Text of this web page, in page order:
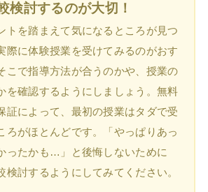
検討するのが大切！
トを踏まえて気になるところが見つ
際に体験授業を受けてみるのがおす
こで指導方法が合うのかや、授業の
を確認するようにしましょう。無料
証によって、最初の授業はタダで受
ろがほとんどです。「やっぱりあっ
ったかも…」と後悔しないために
検討するようにしてみてください。